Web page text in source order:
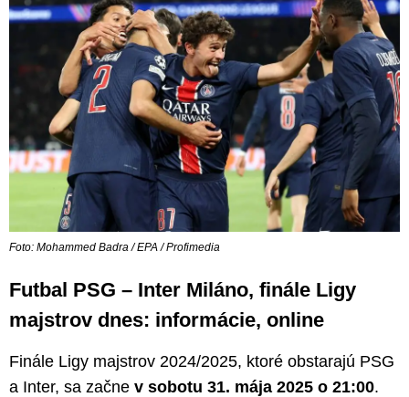
Foto: Mohammed Badra / EPA / Profimedia
Futbal PSG – Inter Miláno, finále Ligy
majstrov dnes: informácie, online
Finále Ligy majstrov 2024/2025, ktoré obstarajú PSG
a Inter, sa začne v sobotu 31. mája 2025 o 21:00.